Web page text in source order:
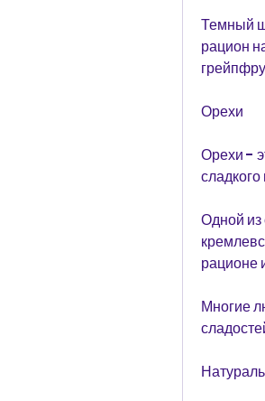
Темный
рацион
Орехи
Орехи -
Одной из
рационе
Многие